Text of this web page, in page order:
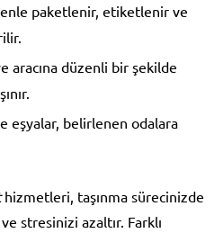
paketlenir, etiketlenir ve
aracına düzenli bir şekilde
eşyalar, belirlenen odalara
hizmetleri, taşınma sürecinizde
stresinizi azaltır. Farklı